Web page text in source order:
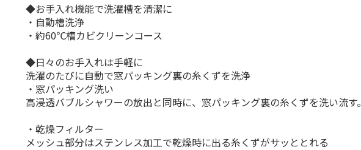
◆お手入れ機能で洗濯槽を清潔に
・自動槽洗浄
・約60℃槽カビクリーンコース
◆日々のお手入れは手軽に
洗濯のたびに自動で窓パッキング裏の糸くずを洗浄
・窓パッキング洗い
高浸透バブルシャワーの放出と同時に、窓パッキング裏の糸くずを洗い流す。
・乾燥フィルター
メッシュ部分はステンレス加工で乾燥時に出る糸くずがサッととれる